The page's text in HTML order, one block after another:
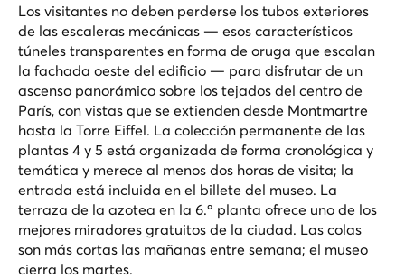
Los visitantes no deben perderse los tubos exteriores
de las escaleras mecánicas — esos característicos
túneles transparentes en forma de oruga que escalan
la fachada oeste del edificio — para disfrutar de un
ascenso panorámico sobre los tejados del centro de
París, con vistas que se extienden desde Montmartre
hasta la Torre Eiffel. La colección permanente de las
plantas 4 y 5 está organizada de forma cronológica y
temática y merece al menos dos horas de visita; la
entrada está incluida en el billete del museo. La
terraza de la azotea en la 6.ª planta ofrece uno de los
mejores miradores gratuitos de la ciudad. Las colas
son más cortas las mañanas entre semana; el museo
cierra los martes.